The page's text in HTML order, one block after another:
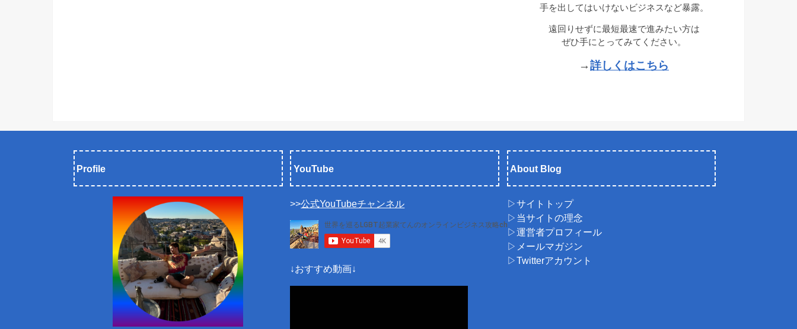
手を出してはいけないビジネスなど暴露。
遠回りせずに最短最速で進みたい方は
ぜひ手にとってみてください。
→詳しくはこちら
Profile YouTube
>>公式YouTubeチャンネル
↓おすすめ動画↓
About Blog
▷サイトトップ
▷当サイトの理念
▷運営者プロフィール
▷メールマガジン
▷Twitterアカウント